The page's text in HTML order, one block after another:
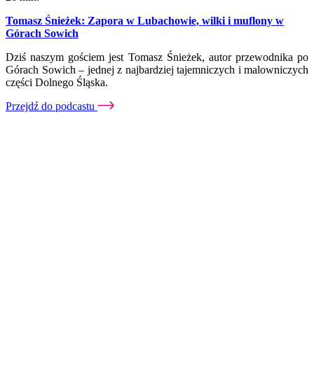
Tomasz Śnieżek: Zapora w Lubachowie, wilki i muflony w
Górach Sowich
Dziś naszym gościem jest Tomasz Śnieżek, autor przewodnika po
Górach Sowich – jednej z najbardziej tajemniczych i malowniczych
części Dolnego Śląska.
Przejdź do podcastu